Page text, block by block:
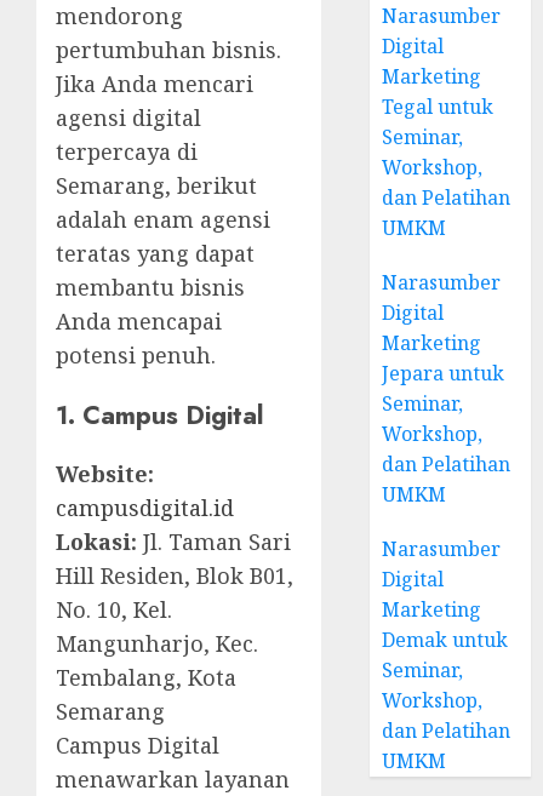
mendorong
pertumbuhan bisnis.
Jika Anda mencari
agensi digital
terpercaya di
Semarang, berikut
adalah enam agensi
teratas yang dapat
membantu bisnis
Anda mencapai
potensi penuh.
1. Campus Digital
Website:
campusdigital.id
Lokasi: Jl. Taman Sari
Hill Residen, Blok B01,
No. 10, Kel.
Mangunharjo, Kec.
Tembalang, Kota
Semarang
Campus Digital
menawarkan layanan
Narasumber
Digital
Marketing
Tegal untuk
Seminar,
Workshop,
dan Pelatihan
UMKM
Narasumber
Digital
Marketing
Jepara untuk
Seminar,
Workshop,
dan Pelatihan
UMKM
Narasumber
Digital
Marketing
Demak untuk
Seminar,
Workshop,
dan Pelatihan
UMKM